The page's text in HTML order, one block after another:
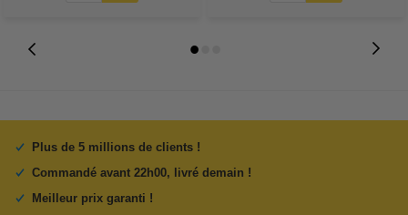
Plus de 5 millions de clients !
Commandé avant 22h00, livré demain !
Meilleur prix garanti !